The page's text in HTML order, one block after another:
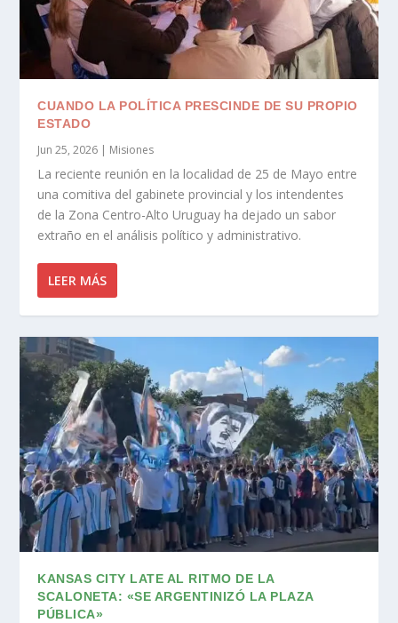
CUANDO LA POLÍTICA PRESCINDE DE SU PROPIO
ESTADO
Jun 25, 2026 | Misiones
La reciente reunión en la localidad de 25 de Mayo entre
una comitiva del gabinete provincial y los intendentes
de la Zona Centro-Alto Uruguay ha dejado un sabor
extraño en el análisis político y administrativo.
LEER MÁS
KANSAS CITY LATE AL RITMO DE LA
SCALONETA: «SE ARGENTINIZÓ LA PLAZA
PÚBLICA»